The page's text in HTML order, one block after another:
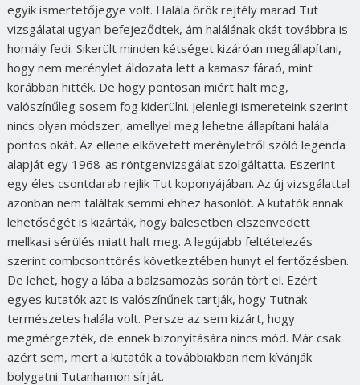
egyik ismertetőjegye volt. Halála örök rejtély marad Tut
vizsgálatai ugyan befejeződtek, ám halálának okát továbbra is
homály fedi. Sikerült minden kétséget kizáróan megállapítani,
hogy nem merénylet áldozata lett a kamasz fáraó, mint
korábban hitték. De hogy pontosan miért halt meg,
valószínűleg sosem fog kiderülni. Jelenlegi ismereteink szerint
nincs olyan módszer, amellyel meg lehetne állapítani halála
pontos okát. Az ellene elkövetett merényletről szóló legenda
alapját egy 1968-as röntgenvizsgálat szolgáltatta. Eszerint
egy éles csontdarab rejlik Tut koponyájában. Az új vizsgálattal
azonban nem találtak semmi ehhez hasonlót. A kutatók annak
lehetőségét is kizárták, hogy balesetben elszenvedett
mellkasi sérülés miatt halt meg. A legújabb feltételezés
szerint combcsonttörés következtében hunyt el fertőzésben.
De lehet, hogy a lába a balzsamozás során tört el. Ezért
egyes kutatók azt is valószínűnek tartják, hogy Tutnak
természetes halála volt. Persze az sem kizárt, hogy
megmérgezték, de ennek bizonyítására nincs mód. Már csak
azért sem, mert a kutatók a továbbiakban nem kívánják
bolygatni Tutanhamon sírját.